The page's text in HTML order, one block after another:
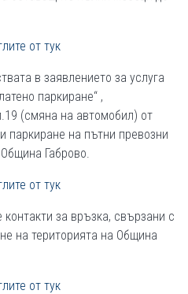
от тук
в заявлението за услуга
паркиране“ ,
(смяна на автомобил) от
паркиране на пътни превозни
Габрово.
от тук
за връзка, свързани с
на територията на Община
от тук